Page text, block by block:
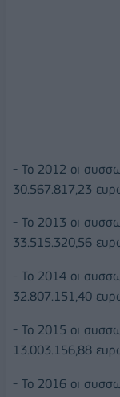
- Το 2012 οι
30.567.817,23
- Το 2013 οι
33.515.320,56
- Το 2014 οι
32.807.151,40
- Το 2015 οι
13.003.156,88
- Το 2016 οι